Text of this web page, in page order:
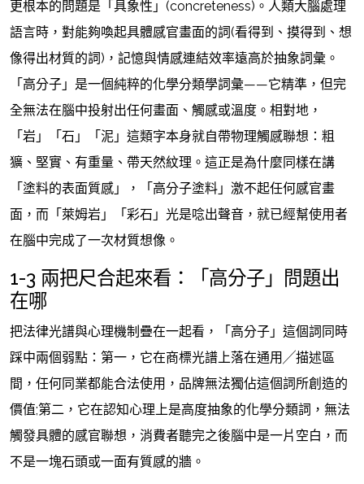
更根本的問題是「具象性」(concreteness)。人類大腦處理
語言時，對能夠喚起具體感官畫面的詞(看得到、摸得到、想
像得出材質的詞)，記憶與情感連結效率遠高於抽象詞彙。
「高分子」是一個純粹的化學分類學詞彙——它精準，但完
全無法在腦中投射出任何畫面、觸感或溫度。相對地，
「岩」「石」「泥」這類字本身就自帶物理觸感聯想：粗
獷、堅實、有重量、帶天然紋理。這正是為什麼同樣在講
「塗料的表面質感」，「高分子塗料」激不起任何感官畫
面，而「萊姆岩」「彩石」光是唸出聲音，就已經幫使用者
在腦中完成了一次材質想像。
1-3 兩把尺合起來看：「高分子」問題出
在哪
把法律光譜與心理機制疊在一起看，「高分子」這個詞同時
踩中兩個弱點：第一，它在商標光譜上落在通用╱描述區
間，任何同業都能合法使用，品牌無法獨佔這個詞所創造的
價值;第二，它在認知心理上是高度抽象的化學分類詞，無法
觸發具體的感官聯想，消費者聽完之後腦中是一片空白，而
不是一塊石頭或一面有質感的牆。